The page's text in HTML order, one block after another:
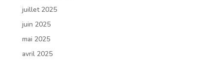
juillet 2025
juin 2025
mai 2025
avril 2025